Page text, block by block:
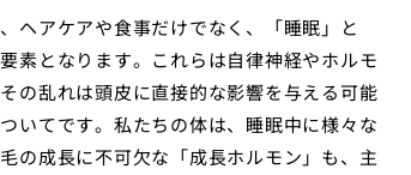
ヘアケアや食事だけでなく、「睡眠」と
素となります。これらは自律神経やホルモ
の乱れは頭皮に直接的な影響を与える可能
いてです。私たちの体は、睡眠中に様々な
の成長に不可欠な「成長ホルモン」も、主